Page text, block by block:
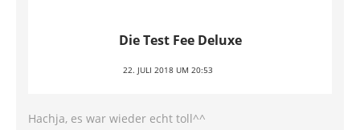
Die Test Fee Deluxe
22. JULI 2018 UM 20:53
Hachja, es war wieder echt toll^^